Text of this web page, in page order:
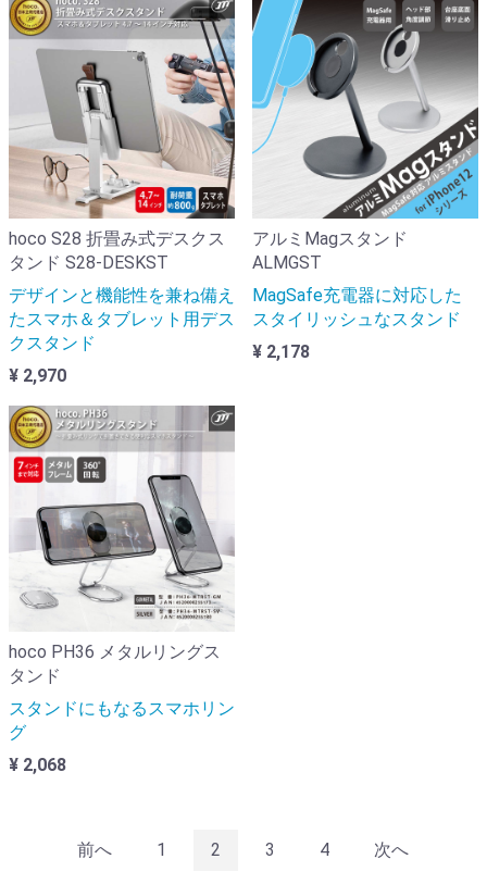
hoco S28 折畳み式デスクス
タンド S28-DESKST
デザインと機能性を兼ね備え
たスマホ＆タブレット用デス
クスタンド
¥ 2,970
アルミMagスタンド
ALMGST
MagSafe充電器に対応した
スタイリッシュなスタンド
¥ 2,178
hoco PH36 メタルリングス
タンド
スタンドにもなるスマホリン
グ
¥ 2,068
前へ 1 2 3 4 次へ